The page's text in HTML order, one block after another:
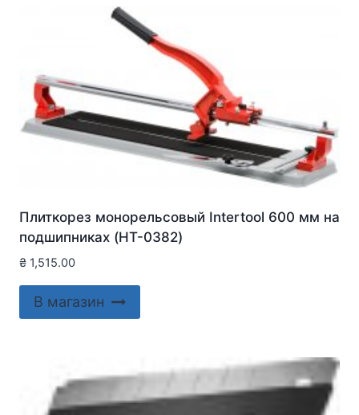
Плиткорез монорельсовый Intertool 600 мм на
подшипниках (HT-0382)
₴ 1,515.00
В магазин